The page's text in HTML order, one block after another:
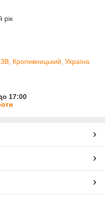
рік
Кропивницький, Україна
17:00